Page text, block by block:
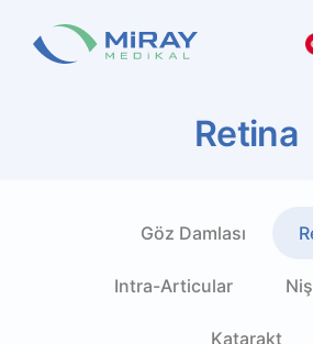
Retina
Göz Damlası
Intra-Articular
Katarakt